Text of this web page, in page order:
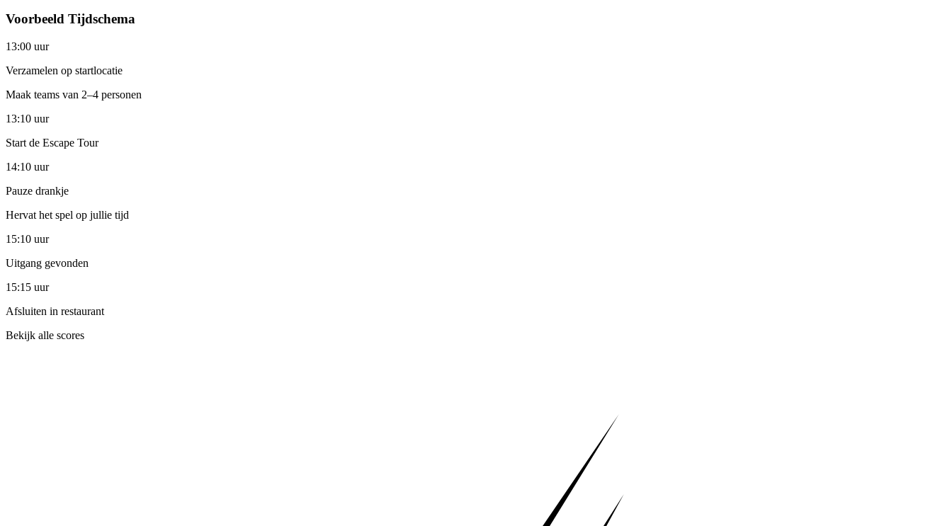
Voorbeeld Tijdschema
13:00 uur
Verzamelen op startlocatie
Maak teams van 2–4 personen
13:10 uur
Start de Escape Tour
14:10 uur
Pauze drankje
Hervat het spel op jullie tijd
15:10 uur
Uitgang gevonden
15:15 uur
Afsluiten in restaurant
Bekijk alle scores